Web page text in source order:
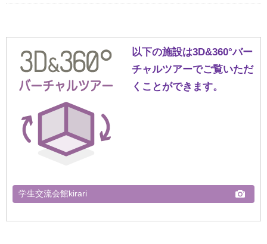
以下の施設は3D&360°バー
チャルツアーでご覧いただ
くことができます。
学生交流会館kirari